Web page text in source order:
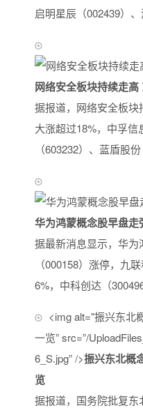
启明星辰（002439）
网络安全板块持续走
据报道，网络安全板
大涨超过18%，中孚
（603232）、蓝盾股
华为鸿蒙概念股早盘
据最新消息显示，华
（000158）涨停，九
6%，中科创达（
<img alt="振兴东北
一览” src=”/
6_S.jpg” />振兴东北概
览
据报道，国务院批复东